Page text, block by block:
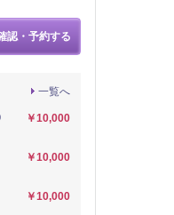
認・予約する
一覧へ
￥10,000
￥10,000
￥10,000